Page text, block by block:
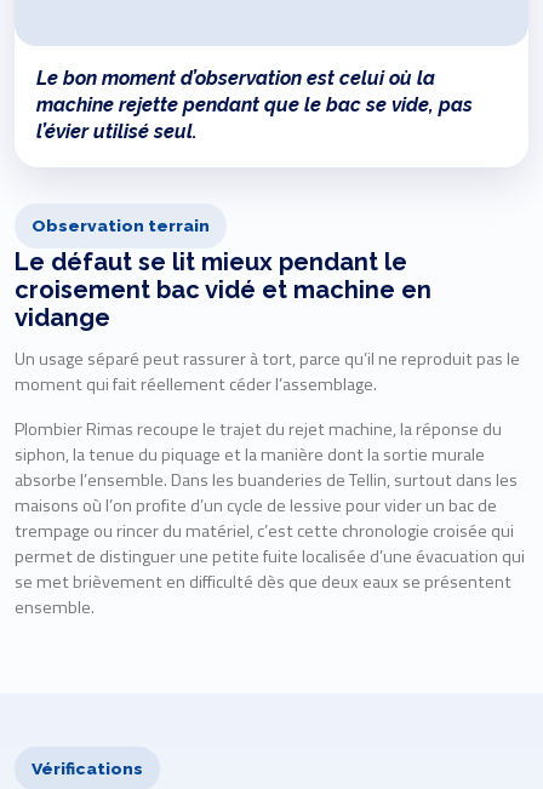
Le bon moment d’observation est celui où la
machine rejette pendant que le bac se vide, pas
l’évier utilisé seul.
Observation terrain
Le défaut se lit mieux pendant le
croisement bac vidé et machine en
vidange
Un usage séparé peut rassurer à tort, parce qu’il ne reproduit pas le
moment qui fait réellement céder l’assemblage.
Plombier Rimas recoupe le trajet du rejet machine, la réponse du
siphon, la tenue du piquage et la manière dont la sortie murale
absorbe l’ensemble. Dans les buanderies de Tellin, surtout dans les
maisons où l’on profite d’un cycle de lessive pour vider un bac de
trempage ou rincer du matériel, c’est cette chronologie croisée qui
permet de distinguer une petite fuite localisée d’une évacuation qui
se met brièvement en difficulté dès que deux eaux se présentent
ensemble.
Vérifications